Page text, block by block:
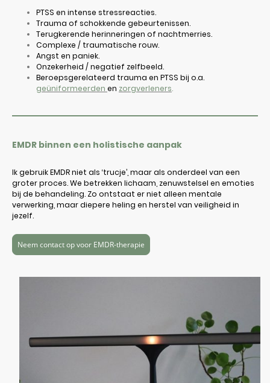
PTSS en intense stressreacties.
Trauma of schokkende gebeurtenissen.
Terugkerende herinneringen of nachtmerries.
Complexe / traumatische rouw.
Angst en paniek.
Onzekerheid / negatief zelfbeeld.
Beroepsgerelateerd trauma en PTSS bij o.a.
geüniformeerden en zorgverleners.
EMDR binnen een holistische aanpak
Ik gebruik EMDR niet als ‘trucje’, maar als onderdeel van een
groter proces. We betrekken lichaam, zenuwstelsel en emoties
bij de behandeling. Zo ontstaat er niet alleen mentale
verwerking, maar diepere heling en herstel van veiligheid in
jezelf.
Neem contact op voor EMDR-therapie